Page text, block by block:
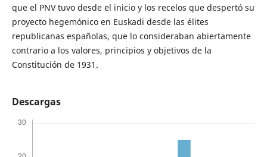
que el PNV tuvo desde el inicio y los recelos que despertó su
proyecto hegemónico en Euskadi desde las élites
republicanas españolas, que lo consideraban abiertamente
contrario a los valores, principios y objetivos de la
Constitución de 1931.
Descargas